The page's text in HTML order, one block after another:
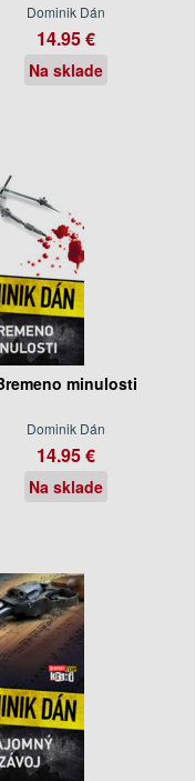
Dominik Dán
14.95 €
Na sklade
minulosti
Dominik Dán
14.95 €
Na sklade